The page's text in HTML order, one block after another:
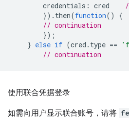
credentials : cred
}). then(function()
{
// continuation
});
} else if (cred . type ==
// continuation
使用联合凭据登录
如需向用户显示联合账号，请将